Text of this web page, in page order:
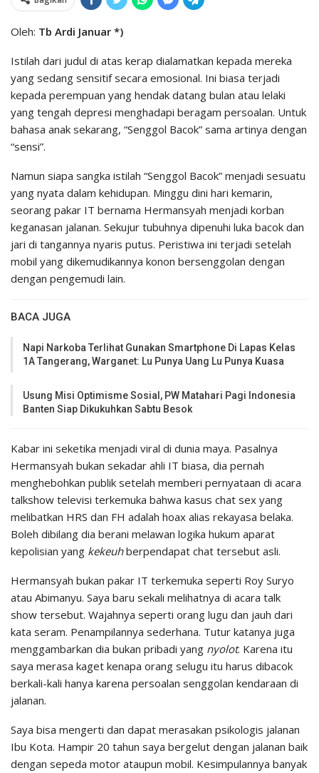
Oleh: Tb Ardi Januar *)
Istilah dari judul di atas kerap dialamatkan kepada mereka
yang sedang sensitif secara emosional. Ini biasa terjadi
kepada perempuan yang hendak datang bulan atau lelaki
yang tengah depresi menghadapi beragam persoalan. Untuk
bahasa anak sekarang, “Senggol Bacok” sama artinya dengan
“sensi”.
Namun siapa sangka istilah “Senggol Bacok” menjadi sesuatu
yang nyata dalam kehidupan. Minggu dini hari kemarin,
seorang pakar IT bernama Hermansyah menjadi korban
keganasan jalanan. Sekujur tubuhnya dipenuhi luka bacok dan
jari di tangannya nyaris putus. Peristiwa ini terjadi setelah
mobil yang dikemudikannya konon bersenggolan dengan
dengan pengemudi lain.
BACA JUGA
Napi Narkoba Terlihat Gunakan Smartphone Di Lapas Kelas
1A Tangerang, Warganet: Lu Punya Uang Lu Punya Kuasa
Usung Misi Optimisme Sosial, PW Matahari Pagi Indonesia
Banten Siap Dikukuhkan Sabtu Besok
Kabar ini seketika menjadi viral di dunia maya. Pasalnya
Hermansyah bukan sekadar ahli IT biasa, dia pernah
menghebohkan publik setelah memberi pernyataan di acara
talkshow televisi terkemuka bahwa kasus chat sex yang
melibatkan HRS dan FH adalah hoax alias rekayasa belaka.
Boleh dibilang dia berani melawan logika hukum aparat
kepolisian yang kekeuhberpendapat chat tersebut asli.
Hermansyah bukan pakar IT terkemuka seperti Roy Suryo
atau Abimanyu. Saya baru sekali melihatnya di acara talk
show tersebut. Wajahnya seperti orang lugu dan jauh dari
kata seram. Penampilannya sederhana. Tutur katanya juga
menggambarkan dia bukan pribadi yang nyolot. Karena itu
saya merasa kaget kenapa orang selugu itu harus dibacok
berkali-kali hanya karena persoalan senggolan kendaraan di
jalanan.
Saya bisa mengerti dan dapat merasakan psikologis jalanan
Ibu Kota. Hampir 20 tahun saya bergelut dengan jalanan baik
dengan sepeda motor ataupun mobil. Kesimpulannya banyak